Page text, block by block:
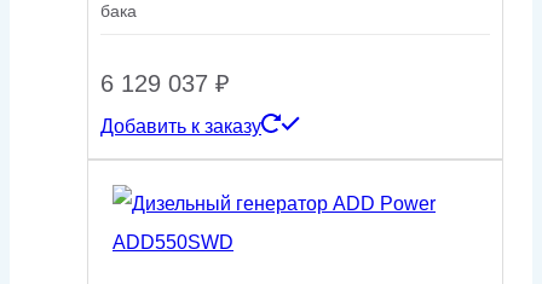
бака
6 129 037 ₽
Добавить к заказу